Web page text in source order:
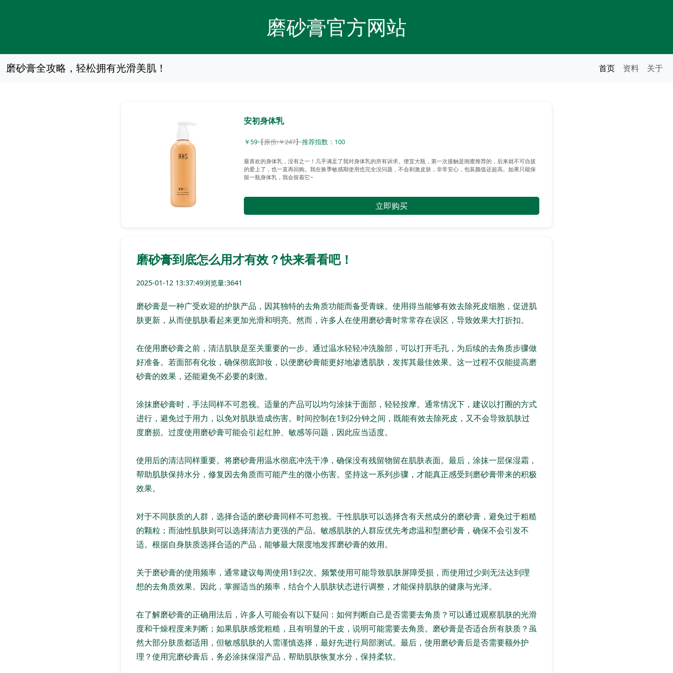
磨砂膏官方网站
磨砂膏全攻略，轻松拥有光滑美肌！ 首页 资料 关于
安初身体乳
￥59【原价:￥247】推荐指数：100
最喜欢的身体乳，没有之一！几乎满足了我对身体乳的所有诉求。便宜大瓶，第一次接触是闺蜜推荐的，后来就不可自拔
的爱上了，也一直再回购。我在换季敏感期使用也完全没问题，不会刺激皮肤，非常安心，包装颜值还超高。如果只能保
留一瓶身体乳，我会留着它~
立即购买
磨砂膏到底怎么用才有效？快来看看吧！
2025-01-12 13:37:49浏览量:3641
磨砂膏是一种广受欢迎的护肤产品，因其独特的去角质功能而备受青睐。使用得当能够有效去除死皮细胞，促进肌
肤更新，从而使肌肤看起来更加光滑和明亮。然而，许多人在使用磨砂膏时常常存在误区，导致效果大打折扣。
在使用磨砂膏之前，清洁肌肤是至关重要的一步。通过温水轻轻冲洗脸部，可以打开毛孔，为后续的去角质步骤做
好准备。若面部有化妆，确保彻底卸妆，以便磨砂膏能更好地渗透肌肤，发挥其最佳效果。这一过程不仅能提高磨
砂膏的效果，还能避免不必要的刺激。
涂抹磨砂膏时，手法同样不可忽视。适量的产品可以均匀涂抹于面部，轻轻按摩。通常情况下，建议以打圈的方式
进行，避免过于用力，以免对肌肤造成伤害。时间控制在1到2分钟之间，既能有效去除死皮，又不会导致肌肤过
度磨损。过度使用磨砂膏可能会引起红肿、敏感等问题，因此应当适度。
使用后的清洁同样重要。将磨砂膏用温水彻底冲洗干净，确保没有残留物留在肌肤表面。最后，涂抹一层保湿霜，
帮助肌肤保持水分，修复因去角质而可能产生的微小伤害。坚持这一系列步骤，才能真正感受到磨砂膏带来的积极
效果。
对于不同肤质的人群，选择合适的磨砂膏同样不可忽视。干性肌肤可以选择含有天然成分的磨砂膏，避免过于粗糙
的颗粒；而油性肌肤则可以选择清洁力更强的产品。敏感肌肤的人群应优先考虑温和型磨砂膏，确保不会引发不
适。根据自身肤质选择合适的产品，能够最大限度地发挥磨砂膏的效用。
关于磨砂膏的使用频率，通常建议每周使用1到2次。频繁使用可能导致肌肤屏障受损，而使用过少则无法达到理
想的去角质效果。因此，掌握适当的频率，结合个人肌肤状态进行调整，才能保持肌肤的健康与光泽。
在了解磨砂膏的正确用法后，许多人可能会有以下疑问：如何判断自己是否需要去角质？可以通过观察肌肤的光滑
度和干燥程度来判断；如果肌肤感觉粗糙，且有明显的干皮，说明可能需要去角质。磨砂膏是否适合所有肤质？虽
然大部分肤质都适用，但敏感肌肤的人需谨慎选择，最好先进行局部测试。最后，使用磨砂膏后是否需要额外护
理？使用完磨砂膏后，务必涂抹保湿产品，帮助肌肤恢复水分，保持柔软。